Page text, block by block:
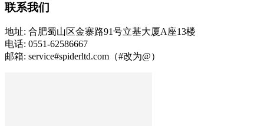
联系我们
地址: 合肥蜀山区金寨路91号立基大厦A座13楼
电话: 0551-62586667
邮箱: service#spiderltd.com（#改为@）